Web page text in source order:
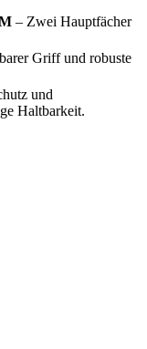
– Zwei Hauptfächer
Griff und robuste
und
Haltbarkeit.